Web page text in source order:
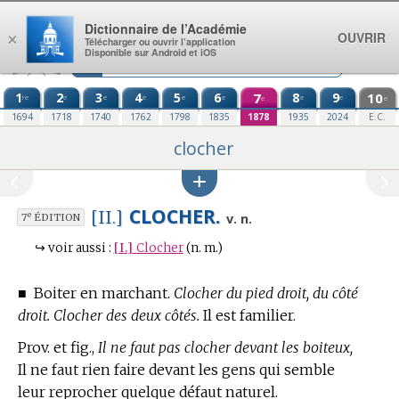
Aller au contenu
1re
1694
2e
1718
3e
1740
4e
1762
5e
1798
6e
1835
7e
1878
8e
1935
9e
2024
10e
E.C.
clocher
7eÉDITION [II.] CLOCHER. v. n.
↪ voir aussi : [I.] Clocher (n. m.)
■ Boiter en marchant. Clocher du pied droit, du côté
droit. Clocher des deux côtés. Il est familier.
Prov. et fig., Il ne faut pas clocher devant les boiteux,
Il ne faut rien faire devant les gens qui semble
leur reprocher quelque défaut naturel.
×
Dictionnaire de l’Académie
Télécharger ou ouvrir l’application
Disponible sur Android et iOS
OUVRIR